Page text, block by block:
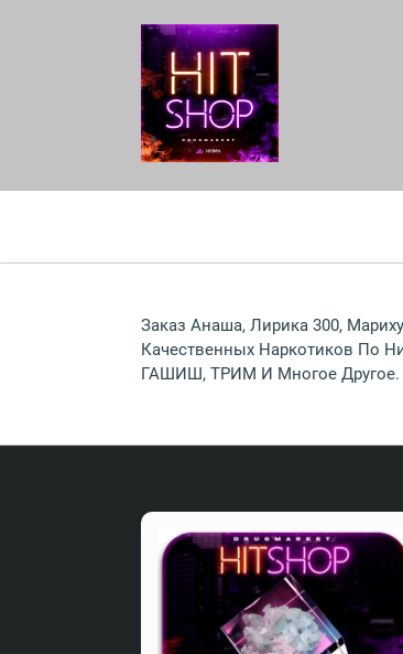
Заказ Анаша, Лирика 300,
Качественных Наркотиков По
ГАШИШ, ТРИМ И Многое Другое.